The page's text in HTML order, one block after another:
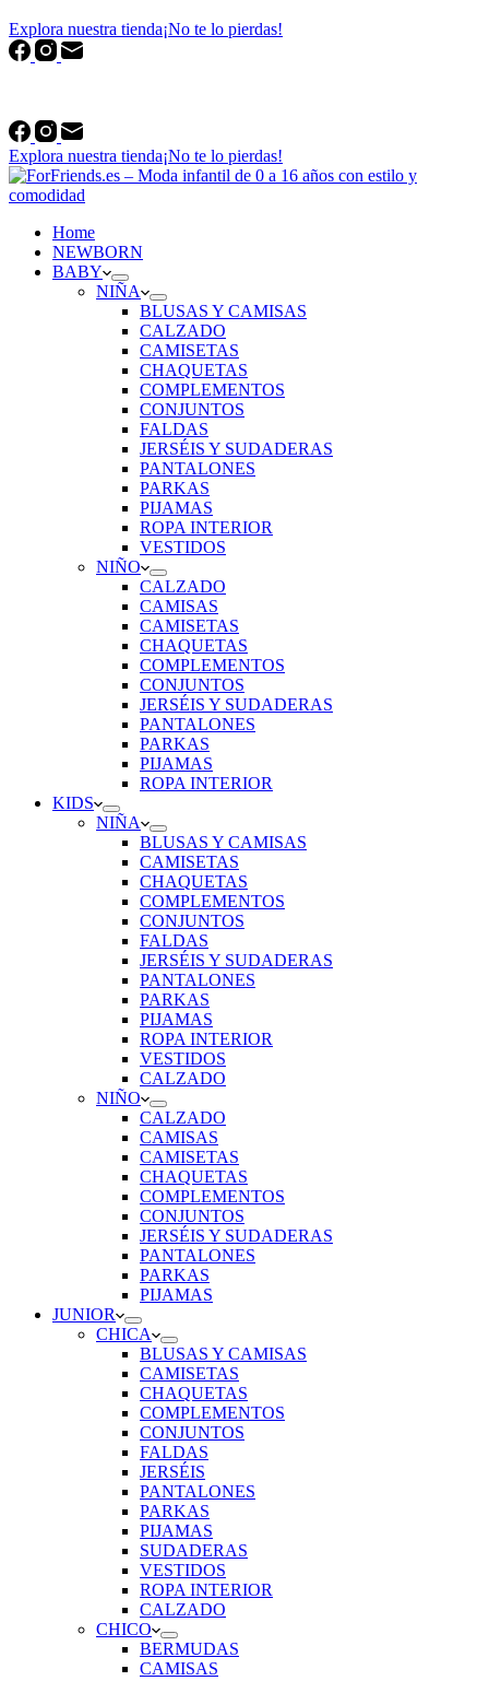
Explora nuestra tienda¡No te lo pierdas!
Explora nuestra tienda¡No te lo pierdas!
Home
NEWBORN
BABY
NIÑA
BLUSAS Y CAMISAS
CALZADO
CAMISETAS
CHAQUETAS
COMPLEMENTOS
CONJUNTOS
FALDAS
JERSÉIS Y SUDADERAS
PANTALONES
PARKAS
PIJAMAS
ROPA INTERIOR
VESTIDOS
NIÑO
CALZADO
CAMISAS
CAMISETAS
CHAQUETAS
COMPLEMENTOS
CONJUNTOS
JERSÉIS Y SUDADERAS
PANTALONES
PARKAS
PIJAMAS
ROPA INTERIOR
KIDS
NIÑA
BLUSAS Y CAMISAS
CAMISETAS
CHAQUETAS
COMPLEMENTOS
CONJUNTOS
FALDAS
JERSÉIS Y SUDADERAS
PANTALONES
PARKAS
PIJAMAS
ROPA INTERIOR
VESTIDOS
CALZADO
NIÑO
CALZADO
CAMISAS
CAMISETAS
CHAQUETAS
COMPLEMENTOS
CONJUNTOS
JERSÉIS Y SUDADERAS
PANTALONES
PARKAS
PIJAMAS
JUNIOR
CHICA
BLUSAS Y CAMISAS
CAMISETAS
CHAQUETAS
COMPLEMENTOS
CONJUNTOS
FALDAS
JERSÉIS
PANTALONES
PARKAS
PIJAMAS
SUDADERAS
VESTIDOS
ROPA INTERIOR
CALZADO
CHICO
BERMUDAS
CAMISAS